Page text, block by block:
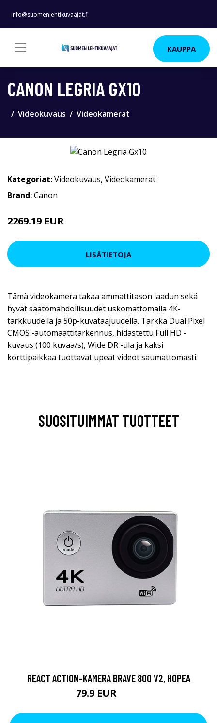
info@suomenlehtikuvaajat.fi
KAUPPA
CANON LEGRIA GX10
Videokuvaus Videokamerat
Kategoriat:Videokuvaus, Videokamerat
Brand:Canon
2269.19 EUR
LISÄTIETOJA
Tämä videokamera takaa ammattitason laadun sekä
hyvät säätömahdollisuudet uskomattomalla 4K-
tarkkuudella ja 50p-kuvataajuudella. Tarkka Dual Pixel
CMOS -automaattitarkennus, hidastettu Full HD -
kuvaus (100 kuvaa/s), Wide DR -tila ja kaksi
korttipaikkaa tuottavat upeat videot saumattomasti.
SUOSITUIMMAT TUOTTEET
REACT ACTION-KAMERA BRAVE 800 V2, HOPEA
79.9 EUR